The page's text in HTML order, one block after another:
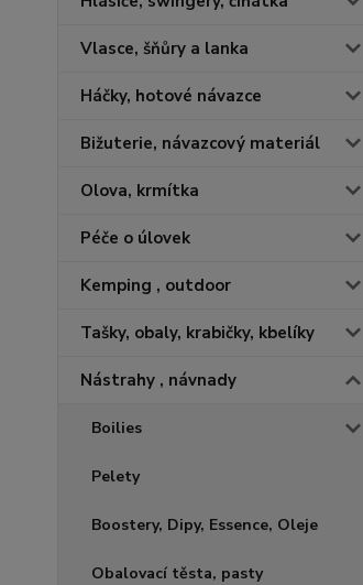
Vlasce, šňůry a lanka
Háčky, hotové návazce
Bižuterie, návazcový materiál
Olova, krmítka
Péče o úlovek
Kemping , outdoor
Tašky, obaly, krabičky, kbelíky
Nástrahy , návnady
Boilies
Pelety
Boostery, Dipy, Essence, Oleje
Obalovací těsta, pasty